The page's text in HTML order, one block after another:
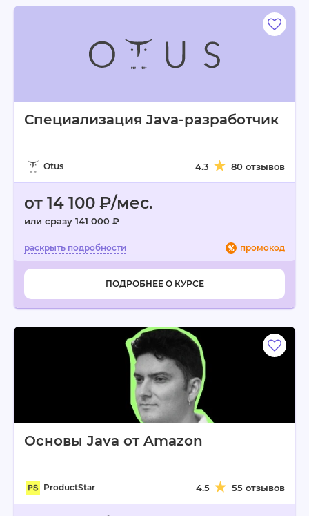
Специализация Java-разработчик
Otus 4.3 80 отзывов
от 14 100 ₽/мес.
или сразу 141 000 ₽
промокод
ПОДРОБНЕЕ О КУРСЕ
Основы Java от Amazon
ProductStar 4.5 55 отзывов